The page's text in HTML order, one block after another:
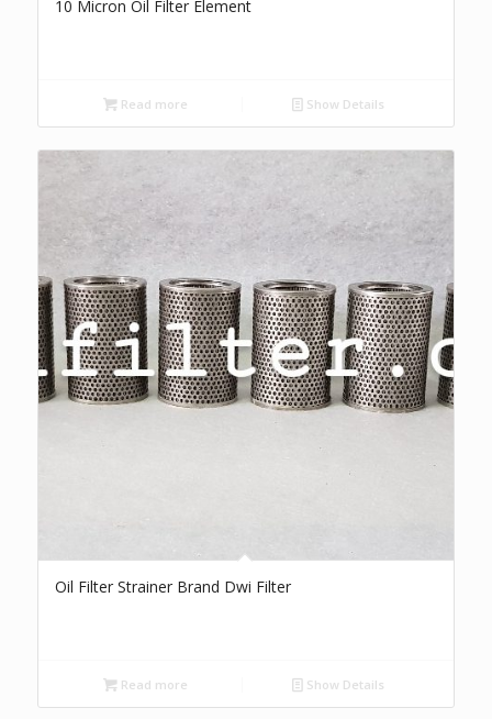
10 Micron Oil Filter Element
Read more Show Details
Oil Filter Strainer Brand Dwi Filter
Read more Show Details